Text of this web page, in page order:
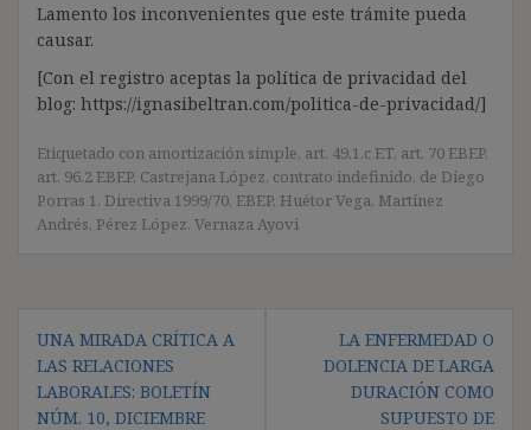
Lamento los inconvenientes que este trámite pueda
causar.
[Con el registro aceptas la política de privacidad del
blog: https://ignasibeltran.com/politica-de-privacidad/]
Etiquetado con amortización simple, art. 49.1.c ET, art. 70 EBEP,
art. 96.2 EBEP, Castrejana López, contrato indefinido, de Diego
Porras 1 , Directiva 1999/70, EBEP, Huétor Vega, Martínez
Andrés, Pérez López, Vernaza Ayovi
Navegación
de
entradas
UNA MIRADA CRÍTICA A
LAS RELACIONES
LABORALES: BOLETÍN
NÚM. 10, DICIEMBRE
LA ENFERMEDAD O
DOLENCIA DE LARGA
DURACIÓN COMO
SUPUESTO DE